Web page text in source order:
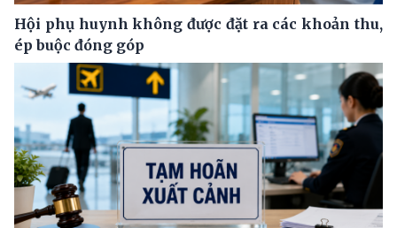
Hội phụ huynh không được đặt ra các khoản thu,
ép buộc đóng góp